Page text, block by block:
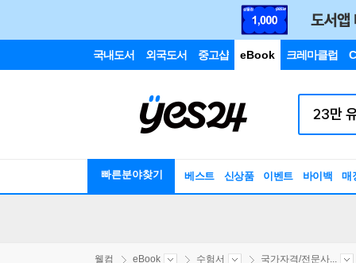
국내도서 외국도서 중고샵 eBook 크레마클럽
빠른분야찾기 베스트 신상품 이벤트 바이백 매
웰컴 eBook 수험서 국가자격/전문사...